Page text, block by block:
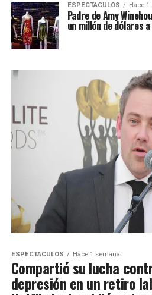
ESPECTACULOS Hace 1
Padre de Amy
un millón de dólares
ESPECTACULOS Hace 1 semana
Compartió su lucha
depresión en un retiro